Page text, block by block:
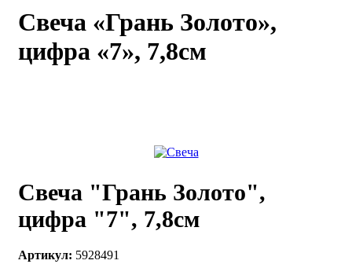
Мастер-
106
256-54-
Свеча «Грань Золото»,
цифра «7», 7,8см
Свеча "Грань Золото",
цифра "7", 7,8см
Артикул: 5928491